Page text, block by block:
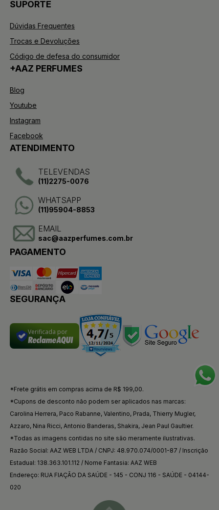
SUPORTE
Dúvidas Frequentes
Trocas e Devoluções
Código de defesa do consumidor
+AAZ PERFUMES
Blog
Youtube
Instagram
Facebook
ATENDIMENTO
TELEVENDAS
(11)2275-0076
WHATSAPP
(11)95904-8853
EMAIL
sac@aazperfumes.com.br
PAGAMENTO
SEGURANÇA
Verificada por
*Frete grátis em compras acima de R$ 199,00.
*Cupons de desconto não podem ser aplicados nas marcas:
Carolina Herrera, Paco Rabanne, Valentino, Prada, Thierry Mugler,
Azzaro, Nina Ricci, Antonio Banderas, Shakira, Jean Paul Gaultier.
*Todas as imagens contidas no site são meramente ilustrativas.
Razão Social: AAZ WEB LTDA / CNPJ: 48.970.074/0001-87 / Inscrição
Estadual: 138.363.101.112 / Nome Fantasia: AAZ WEB
Endereço: RUA FIAÇÃO DA SAÚDE - 145 - CONJ 116 - SAÚDE - 04144-
020